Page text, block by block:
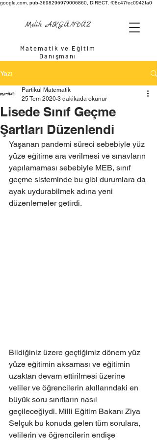
google.com, pub-3698296979006860, DIRECT, f08c47fec0942fa0
Melih AKGÜNDÜZ
Matematik ve Eğitim
Danışmanı
Yazı
Lisede Sınıf Geçme
Şartları Düzenlendi
Partikül Matematik
25 Tem 2020 3 dakikada okunur
Yaşanan pandemi süreci sebebiyle yüz
yüze eğitime ara verilmesi ve sınavların
yapılamaması sebebiyle MEB, sınıf
geçme sisteminde bu gibi durumlara da
ayak uydurabilmek adına yeni
düzenlemeler getirdi.
Bildiğiniz üzere geçtiğimiz dönem yüz
yüze eğitimin aksaması ve eğitimin
uzaktan devam ettirilmesi üzerine
veliler ve öğrencilerin akıllarındaki en
büyük soru sınıfların nasıl
geçileceğiydi. Milli Eğitim Bakanı Ziya
Selçuk bu konuda gelen tüm sorulara,
velilerin ve öğrencilerin endişe